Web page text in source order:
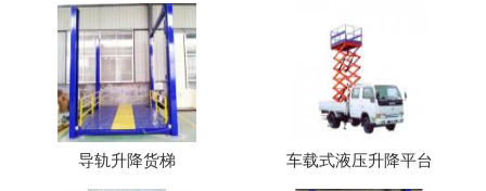
导轨升降货梯 车载式液压升降平台